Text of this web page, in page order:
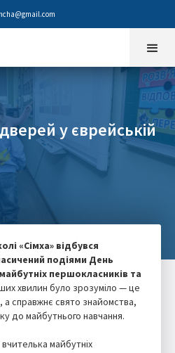
у єврейській
«Сімха» відбувся
подіями День
першокласників та
хвилин було зрозуміло — це
а справжнє свято знайомства,
до майбутнього навчання.
майбутніх